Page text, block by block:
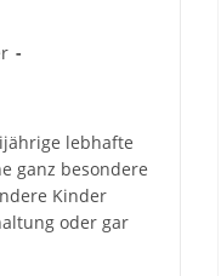
lebhafte
ganz besondere
Kinder
oder gar